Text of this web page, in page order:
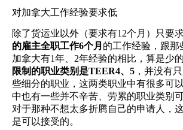
对加拿大工作经验要求低
除了货运业以外（要求有12个月）只要
的雇主全职工作6个月 的工作经验，跟那
加拿大有1年、2年经验的相比，算是少
限制的职业类别是TEER4、5 ，并没有
些细分的职业，这两类职业中有很多可
中也有一些并不辛苦、劳累的职业类别可
对于那种不想太多折腾自己的申请人，
是可以接受的。